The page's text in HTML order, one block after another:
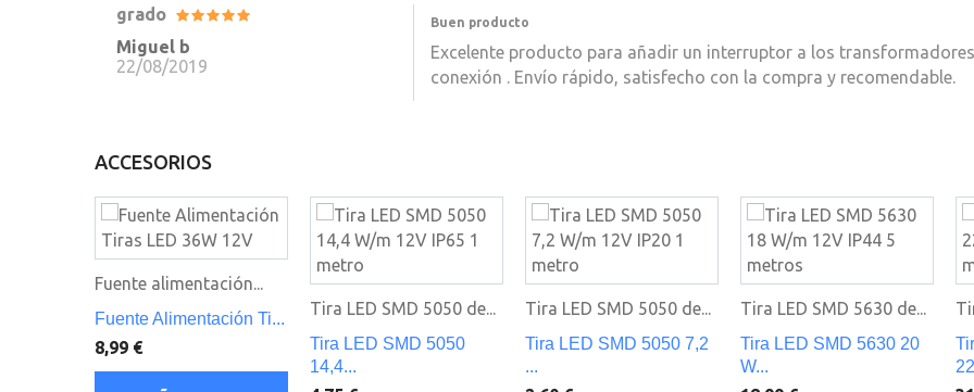
grado
Miguel b
22/08/2019
Buen producto
Excelente producto para añadir un interruptor a los
conexión . Envío rápido, satisfecho con la compra y recomendable.
ACCESORIOS
Fuente alimentación...
Fuente Alimentación Ti...
8,99 €
Tira LED SMD 5050 de...
Tira LED SMD 5050
14,4...
Tira LED SMD 5050 de...
Tira LED SMD 5050 7,2
...
Tira LED SMD 5630 de...
Tira LED SMD 5630 20
W...